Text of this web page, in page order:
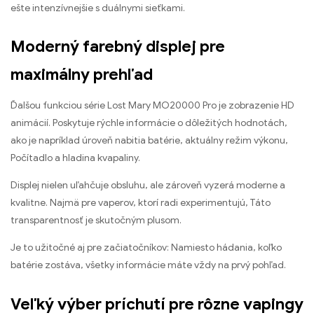
ešte intenzívnejšie s duálnymi sieťkami.
Moderný farebný displej pre
maximálny prehľad
Ďalšou funkciou série Lost Mary MO20000 Pro je zobrazenie HD
animácií. Poskytuje rýchle informácie o dôležitých hodnotách,
ako je napríklad úroveň nabitia batérie, aktuálny režim výkonu,
Počítadlo a hladina kvapaliny.
Displej nielen uľahčuje obsluhu, ale zároveň vyzerá moderne a
kvalitne. Najmä pre vaperov, ktorí radi experimentujú, Táto
transparentnosť je skutočným plusom.
Je to užitočné aj pre začiatočníkov: Namiesto hádania, koľko
batérie zostáva, všetky informácie máte vždy na prvý pohľad.
Veľký výber príchutí pre rôzne vapingy